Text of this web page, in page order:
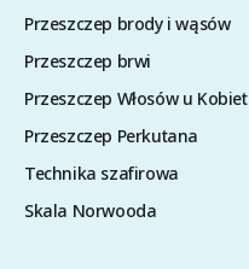
Przeszczep brody i wąsów
Przeszczep brwi
Przeszczep Włosów u Kobiet
Przeszczep Perkutana
Technika szafirowa
Skala Norwooda